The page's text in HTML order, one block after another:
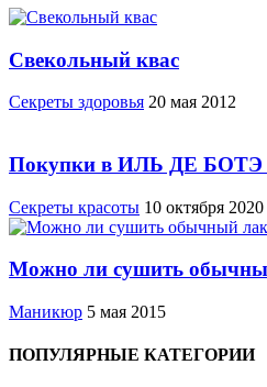
Свекольный квас
Cекреты здоровья 20 мая 2012
Покупки в ИЛЬ ДЕ БОТЭ
Секреты красоты 10 октября 2020
Можно ли сушить
Маникюр 5 мая 2015
ПОПУЛЯРНЫЕ КАТЕГОРИИ